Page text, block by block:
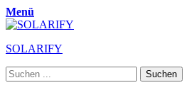
Menü
SOLARIFY
Suchen
nach: